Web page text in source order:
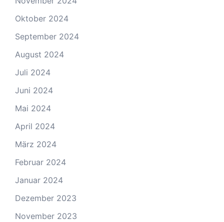
Oktober 2024
September 2024
August 2024
Juli 2024
Juni 2024
Mai 2024
April 2024
März 2024
Februar 2024
Januar 2024
Dezember 2023
November 2023